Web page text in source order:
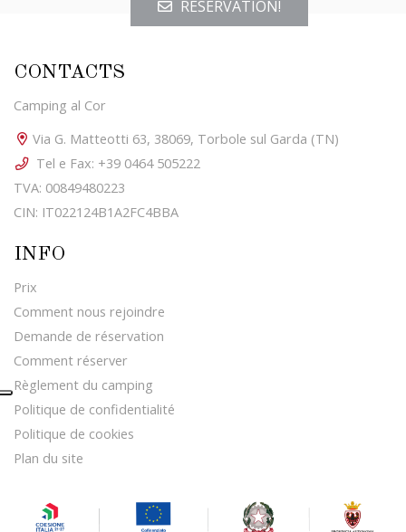
RÉSERVATION!
CONTACTS
Camping al Cor
Via G. Matteotti 63, 38069, Torbole sul Garda (TN)
Tel e Fax: +39 0464 505222
TVA: 00849480223
CIN: IT022124B1A2FC4BBA
INFO
Prix
Comment nous rejoindre
Demande de réservation
Comment réserver
Règlement du camping
Politique de confidentialité
Politique de cookies
Plan du site